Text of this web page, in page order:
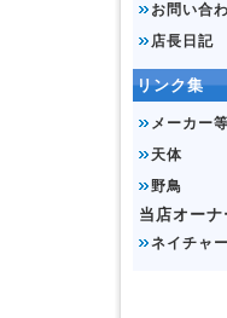
お問い合
店長日記
リンク集
メーカー等
天体
野鳥
当店オー
ネイチャ